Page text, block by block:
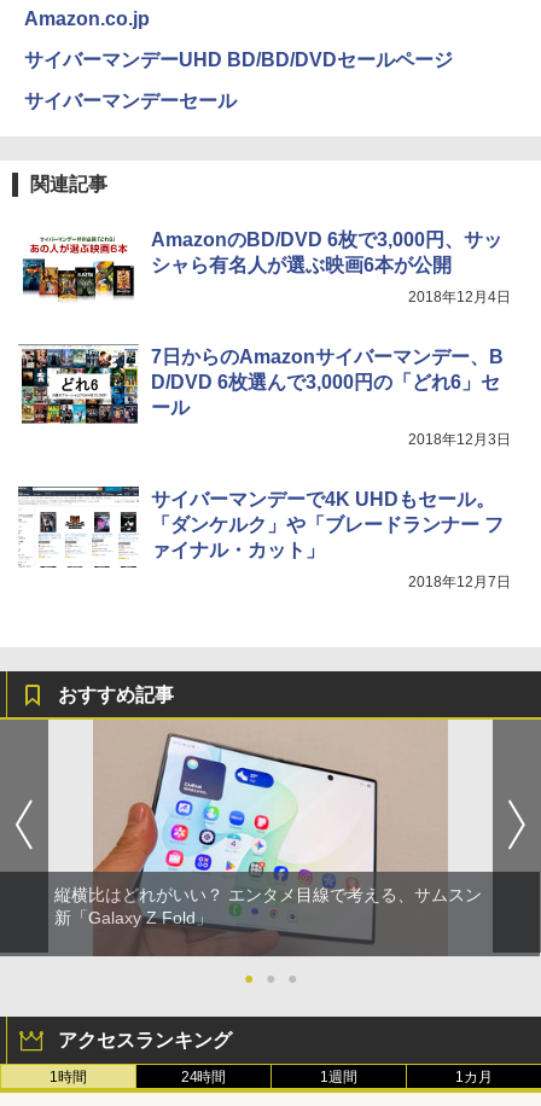
Amazon.co.jp
サイバーマンデーUHD BD/BD/DVDセールページ
サイバーマンデーセール
関連記事
AmazonのBD/DVD 6枚で3,000円、サッ
シャら有名人が選ぶ映画6本が公開
2018年12月4日
7日からのAmazonサイバーマンデー、B
D/DVD 6枚選んで3,000円の「どれ6」セ
ール
2018年12月3日
サイバーマンデーで4K UHDもセール。
「ダンケルク」や「ブレードランナー フ
ァイナル・カット」
2018年12月7日
おすすめ記事
縦横比はどれがいい？ エンタメ目線で考える、サムスン
新「Galaxy Z Fold」
● ● ●
アクセスランキング
1時間 24時間 1週間 1カ月